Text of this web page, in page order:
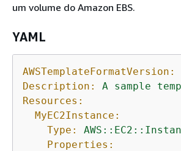
um volume do Amazon EBS.
YAML
AWSTemplateFormatVersion:
Description:
A sample
Resources:
MyEC2Instance:
Type:
Properties: